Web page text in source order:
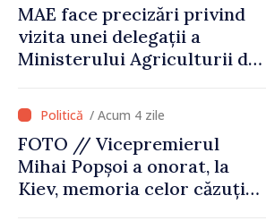
MAE face precizări privind
vizita unei delegații a
Ministerului Agriculturii din
/ Acum 4 zile
FOTO // Vicepremierul
Mihai Popșoi a onorat, la
Kiev, memoria celor căzuți